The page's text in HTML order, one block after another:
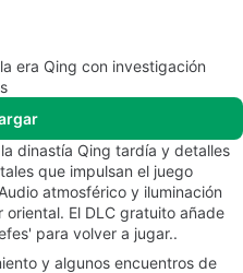
era Qing con investigación
dinastía Qing tardía y detalles
que impulsan el juego
atmosférico y iluminación
El DLC gratuito añade
para volver a jugar..
y algunos encuentros de